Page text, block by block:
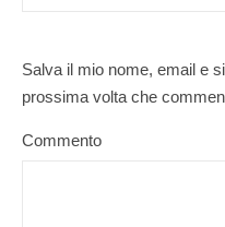
Salva il mio nome, email e
prossima volta che
Commento